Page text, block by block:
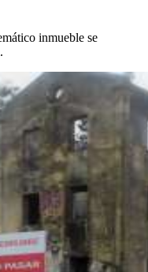
inmueble se